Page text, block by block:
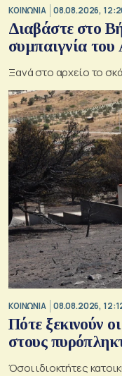
ΚΟΙΝΩΝΙΑ 08.08.2026,
Διαβάστε στο
συμπαιγνία
Ξανά στο αρχείο το
ΚΟΙΝΩΝΙΑ 08.08.2026,
Πότε ξεκινούν
στους
Όσοι ιδιοκτήτες